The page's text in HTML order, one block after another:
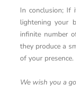
In conclusion; If
lightening your
infinite number
they produce a
of your presence.
We wish you a